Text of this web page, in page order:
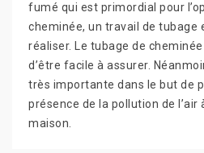
fumé qui est primordial pour
cheminée, un travail de tubage
réaliser. Le tubage de
d’être facile à assurer.
très importante dans le but de
présence de la pollution de l’air
maison.